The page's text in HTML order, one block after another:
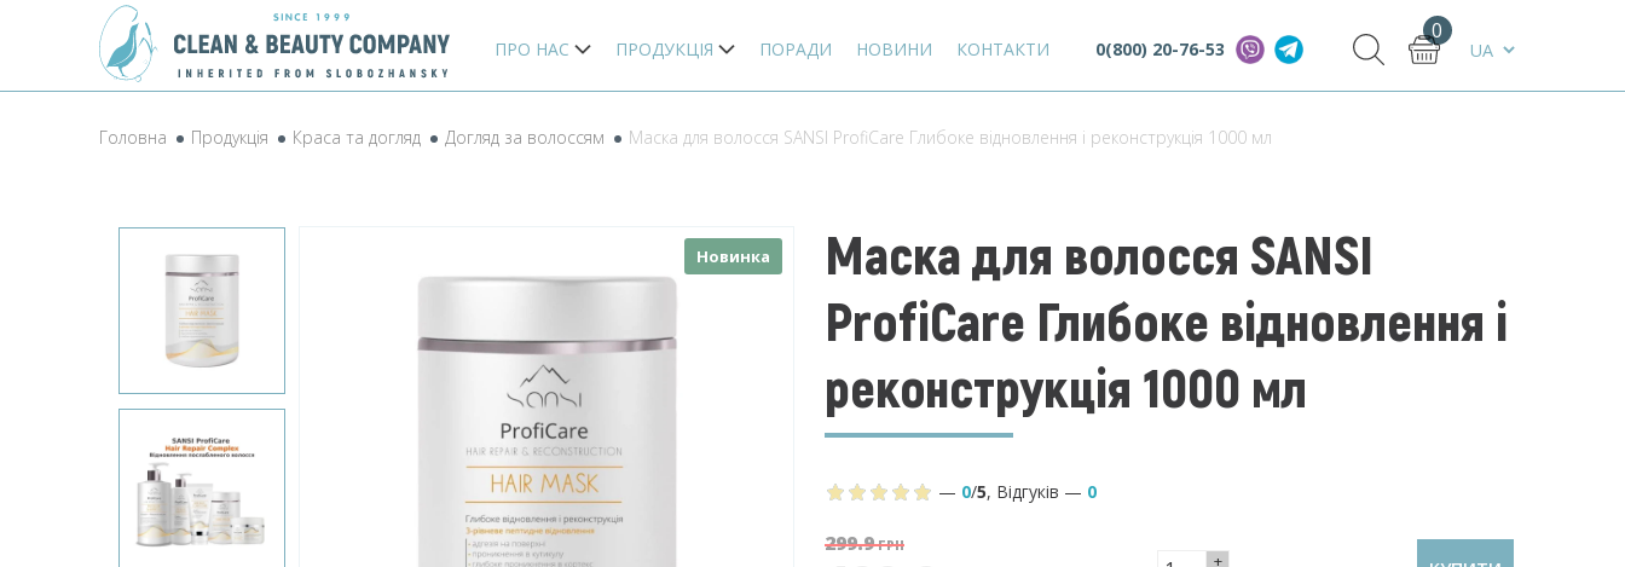
ПРО НАС ПРОДУКЦІЯ ПОРАДИ НОВИНИ КОНТАКТИ 0(800) 20-76-53
0
Головна Продукція Краса та догляд Догляд за волоссям Маска для волосся SANSI ProfiCare Глибоке відновлення і реконструкція 1000 мл
Новинка
Маска для волосся SANSI
ProfiCare Глибоке відновлення і
реконструкція 1000 мл
— 0/5, Відгуків — 0
299.9ГРН
+